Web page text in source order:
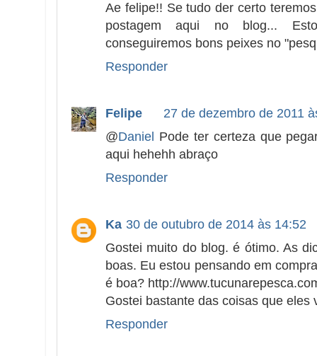
Ae felipe!! Se tudo der certo
postagem aqui no blog...
conseguiremos bons peixes no
Responder
Felipe
27 de dezembro de 2011
@Daniel Pode ter certeza que
aqui hehehh abraço
Responder
Ka 30 de outubro de 2014 às 14:52
Gostei muito do blog. é ótimo. As
boas. Eu estou pensando em
é boa? http://
Gostei bastante das coisas que eles
Responder